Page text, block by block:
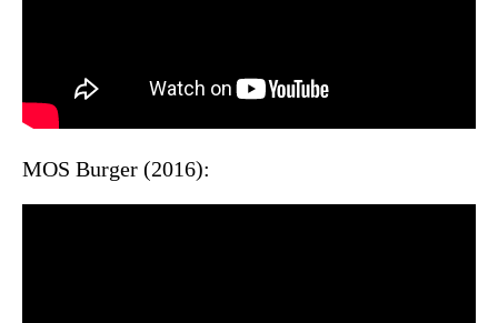
MOS Burger (2016):